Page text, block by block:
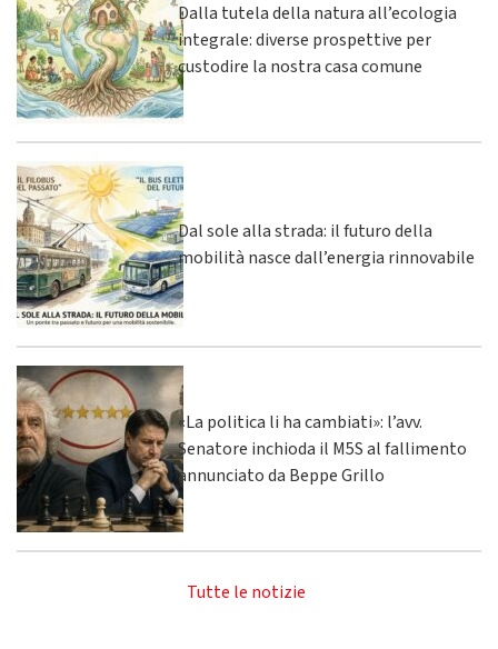
Dalla tutela della natura all’ecologia
integrale: diverse prospettive per
custodire la nostra casa comune
Dal sole alla strada: il futuro della
mobilità nasce dall’energia rinnovabile
«La politica li ha cambiati»: l’avv.
Senatore inchioda il M5S al fallimento
annunciato da Beppe Grillo
Tutte le notizie